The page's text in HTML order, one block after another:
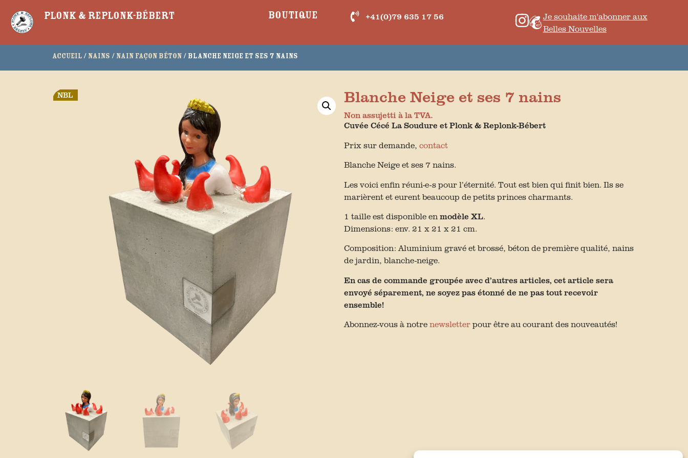
Plonk & Replonk-Bébert Boutique +41(0)79 635 17 56
Je souhaite m'abonner aux
Belles Nouvelles
Accueil / Nains / Nain façon béton / Blanche Neige et ses 7 nains
NBL Blanche Neige et ses 7 nains
Non assujetti à la TVA.
Cuvée Cécé La Soudure et Plonk & Replonk-Bébert
Prix sur demande, contact
Blanche Neige et ses 7 nains.
Les voici enfin réuni-e-s pour l’éternité. Tout est bien qui finit bien. Ils se
marièrent et eurent beaucoup de petits princes charmants.
1 taille est disponible enmodèle XL.
Dimensions: env. 21 x 21 x 21 cm.
Composition: Aluminium gravé et brossé, béton de première qualité, nains
de jardin, blanche-neige.
En cas de commande groupée avec d’autres articles, cet article sera
envoyé séparement, ne soyez pas étonné de ne pas tout recevoir
ensemble!
Abonnez-vous à notrenewsletterpour être au courant des nouveautés!